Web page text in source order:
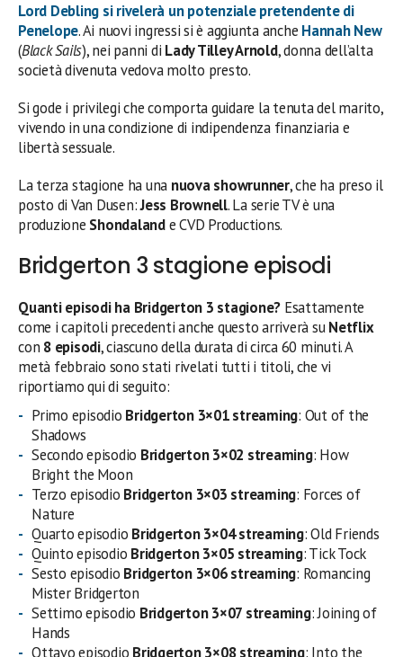
Lord Debling si rivelerà un potenziale pretendente di
Penelope. Ai nuovi ingressi si è aggiunta anche Hannah New
(Black Sails), nei panni di Lady Tilley Arnold, donna dell’alta
società divenuta vedova molto presto.
Si gode i privilegi che comporta guidare la tenuta del marito,
vivendo in una condizione di indipendenza finanziaria e
libertà sessuale.
La terza stagione ha una nuova showrunner, che ha preso il
posto di Van Dusen:Jess Brownell. La serie TV è una
produzione Shondalande CVD Productions.
Bridgerton 3 stagione episodi
Quanti episodi ha Bridgerton 3 stagione? Esattamente
come i capitoli precedenti anche questo arriverà suNetflix
con 8 episodi, ciascuno della durata di circa 60 minuti. A
metà febbraio sono stati rivelati tutti i titoli, che vi
riportiamo qui di seguito:
Primo episodio Bridgerton 3×01 streaming: Out of the
Shadows
Secondo episodio Bridgerton 3×02 streaming: How
Bright the Moon
Terzo episodio Bridgerton 3×03 streaming: Forces of
Nature
Quarto episodio Bridgerton 3×04 streaming: Old Friends
Quinto episodio Bridgerton 3×05 streaming: Tick Tock
Sesto episodio Bridgerton 3×06 streaming: Romancing
Mister Bridgerton
Settimo episodio Bridgerton 3×07 streaming: Joining of
Hands
Ottavo episodio Bridgerton 3×08 streaming: Into the